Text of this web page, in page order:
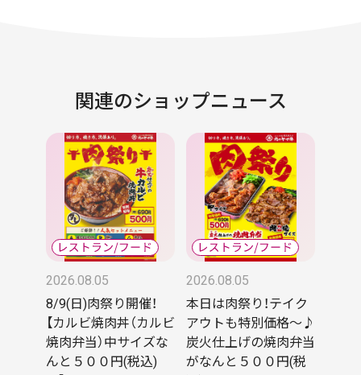
関連のショップニュース
2026.08.05
8/9(日)肉祭り開催！
【カルビ焼肉丼（カルビ
焼肉弁当）中サイズな
んと５００円(税込)
2026.08.05
本日は肉祭り！テイク
アウトも特別価格〜♪
炭火仕上げの焼肉弁当
がなんと５００円(税